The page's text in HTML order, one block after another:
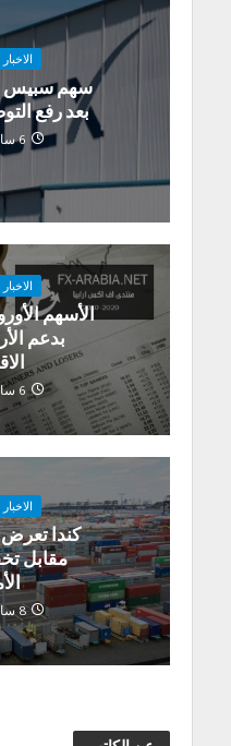
بعد رفع
6 ساعات مضى
الأسهم
بدعم
6 ساعات مضى
كندا تعرض
مقابل
8 ساعات مضى